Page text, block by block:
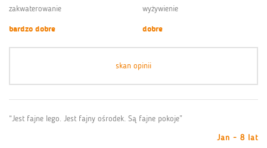
zakwaterowanie
bardzo dobre
wyżywienie
dobre
skan opinii
“Jest fajne lego. Jest fajny ośrodek. Są fajne pokoje”
Jan - 8 lat